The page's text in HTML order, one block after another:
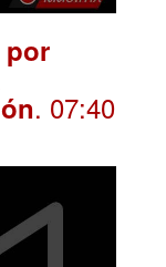
por
. 07:40